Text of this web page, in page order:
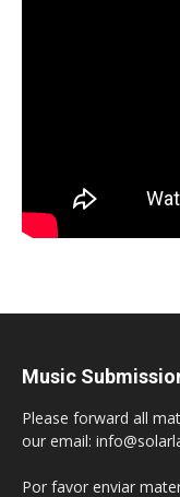
Music
Please forward all
our email:
Por favor enviar